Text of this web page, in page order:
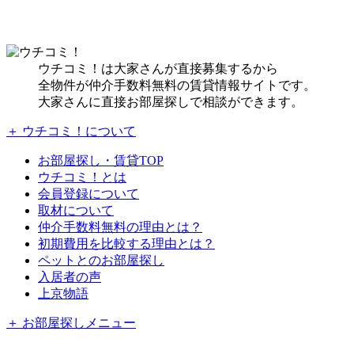
ウチコミ！は大家さんが直接募集するから
全物件が仲介手数料無料の賃貸情報サイトです。
大家さんに直接お部屋探しで相談ができます。
＋ ウチコミ！について
お部屋探し・賃貸TOP
ウチコミ！とは
会員登録について
取材について
仲介手数料無料の理由とは？
初期費用を比較する理由とは？
ペットとのお部屋探し
入居者の声
上京物語
＋ お部屋探しメニュー